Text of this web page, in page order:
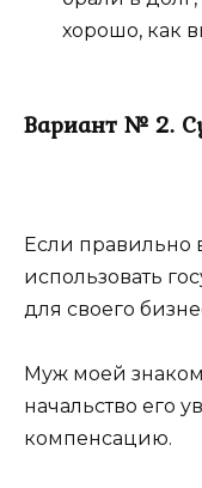
хорошо, как
Вариант № 2.
Если правильно
использовать
для своего
Муж моей
начальство его
компенсацию.